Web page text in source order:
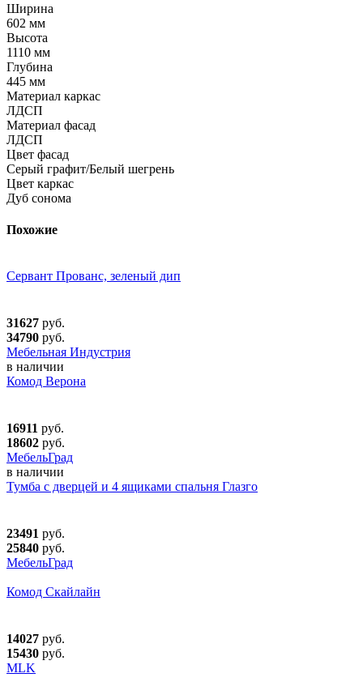
Ширина
602 мм
Высота
1110 мм
Глубина
445 мм
Материал каркас
ЛДСП
Материал фасад
ЛДСП
Цвет фасад
Серый графит/Белый шегрень
Цвет каркас
Дуб сонома
Похожие
Сервант Прованс, зеленый дип
31627 руб.
34790 руб.
Мебельная Индустрия
в наличии
Комод Верона
16911 руб.
18602 руб.
МебельГрад
в наличии
Тумба c дверцей и 4 ящиками спальня Глазго
23491 руб.
25840 руб.
МебельГрад
Комод Скайлайн
14027 руб.
15430 руб.
MLK